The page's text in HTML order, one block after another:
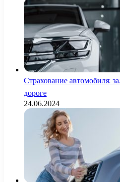
Страхование автомобиля:
дороге
24.06.2024